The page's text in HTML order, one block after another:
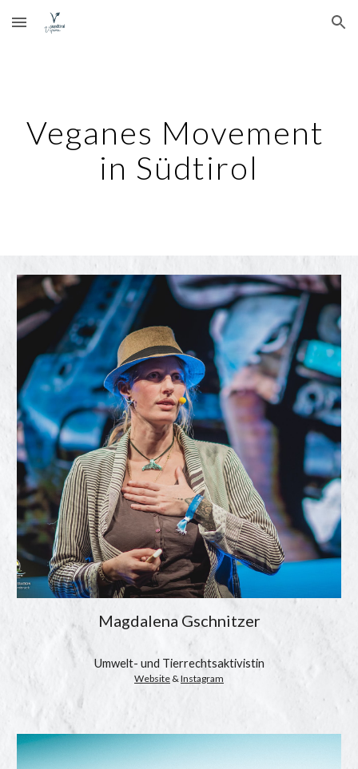
Skip to main content Skip to navigation
Veganes Movement
in Südtirol
Magdalena Gschnitzer
Umwelt- und Tierrechtsaktivistin
Website & Instagram